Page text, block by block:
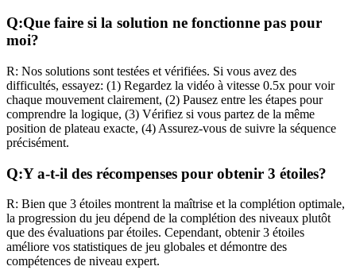
Q:Que faire si la solution ne fonctionne pas pour
moi?
R: Nos solutions sont testées et vérifiées. Si vous avez des
difficultés, essayez: (1) Regardez la vidéo à vitesse 0.5x pour voir
chaque mouvement clairement, (2) Pausez entre les étapes pour
comprendre la logique, (3) Vérifiez si vous partez de la même
position de plateau exacte, (4) Assurez-vous de suivre la séquence
précisément.
Q:Y a-t-il des récompenses pour obtenir 3 étoiles?
R: Bien que 3 étoiles montrent la maîtrise et la complétion optimale,
la progression du jeu dépend de la complétion des niveaux plutôt
que des évaluations par étoiles. Cependant, obtenir 3 étoiles
améliore vos statistiques de jeu globales et démontre des
compétences de niveau expert.